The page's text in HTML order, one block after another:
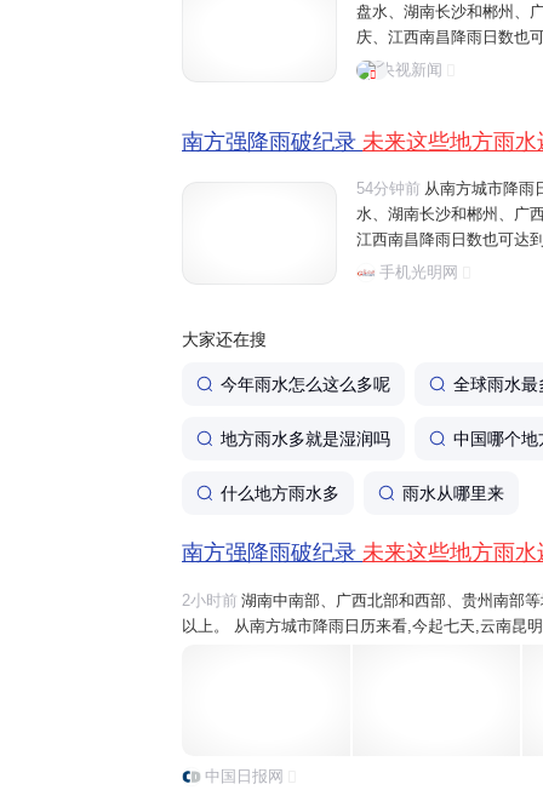
盘水、湖南长沙和郴州、
庆、江西南昌降雨日数也
桂林、六盘水将有大雨、
央视新闻
南方强降雨破纪录 未来这些地方雨水
54分钟前 从南方城市降雨
水、湖南长沙和郴州、广
江西南昌降雨日数也可达
六盘水将有大雨、暴雨,
手机光明网
大家还在搜
今年雨水怎么这么多呢 全球雨水最
地方雨水多就是湿润吗 中国哪个地
什么地方雨水多 雨水从哪里来
南方强降雨破纪录 未来这些地方雨水
2小时前 湖南中南部、广西北部和西部、贵州南部
以上。 从南方城市降雨日历来看,今起七天,云南昆
中国日报网